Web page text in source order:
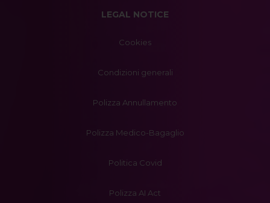
LEGAL NOTICE
Cookies
Condizioni generali
Polizza Annullamento
Polizza Medico-Bagaglio
Politica Covid
Polizza AI Act